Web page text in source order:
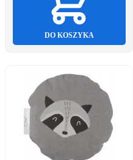
DO KOSZYKA